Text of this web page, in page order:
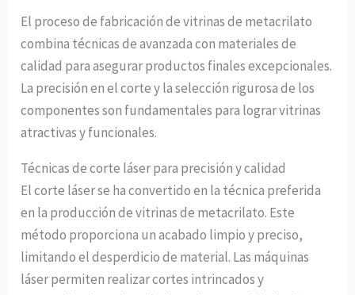
El proceso de fabricación de vitrinas de metacrilato
combina técnicas de avanzada con materiales de
calidad para asegurar productos finales excepcionales.
La precisión en el corte y la selección rigurosa de los
componentes son fundamentales para lograr vitrinas
atractivas y funcionales.
Técnicas de corte láser para precisión y calidad
El corte láser se ha convertido en la técnica preferida
en la producción de vitrinas de metacrilato. Este
método proporciona un acabado limpio y preciso,
limitando el desperdicio de material. Las máquinas
láser permiten realizar cortes intrincados y